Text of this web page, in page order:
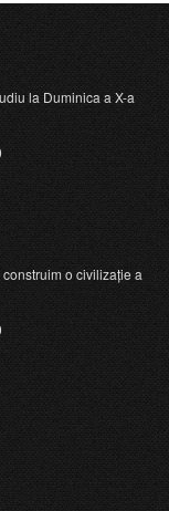
la Duminica a X-a
o civilizație a